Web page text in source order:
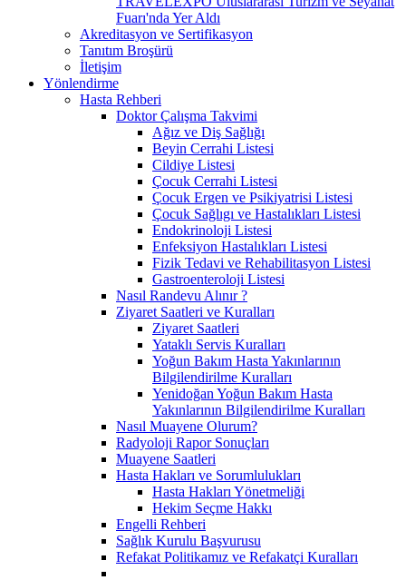
Fuarı'nda Yer Aldı
Akreditasyon ve Sertifikasyon
Tanıtım Broşürü
İletişim
Yönlendirme
Hasta Rehberi
Doktor Çalışma Takvimi
Ağız ve Diş Sağlığı
Beyin Cerrahi Listesi
Cildiye Listesi
Çocuk Cerrahi Listesi
Çocuk Ergen ve Psikiyatrisi Listesi
Çocuk Sağlıgı ve Hastalıkları Listesi
Endokrinoloji Listesi
Enfeksiyon Hastalıkları Listesi
Fizik Tedavi ve Rehabilitasyon Listesi
Gastroenteroloji Listesi
Nasıl Randevu Alınır ?
Ziyaret Saatleri ve Kuralları
Ziyaret Saatleri
Yataklı Servis Kuralları
Yoğun Bakım Hasta Yakınlarının
Bilgilendirilme Kuralları
Yenidoğan Yoğun Bakım Hasta
Yakınlarının Bilgilendirilme Kuralları
Nasıl Muayene Olurum?
Radyoloji Rapor Sonuçları
Muayene Saatleri
Hasta Hakları ve Sorumlulukları
Hasta Hakları Yönetmeliği
Hekim Seçme Hakkı
Engelli Rehberi
Sağlık Kurulu Başvurusu
Refakat Politikamız ve Refakatçi Kuralları